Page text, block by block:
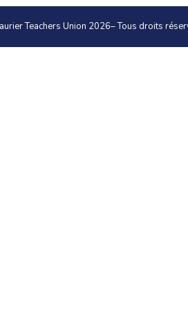
Teachers Union 2026– Tous droits